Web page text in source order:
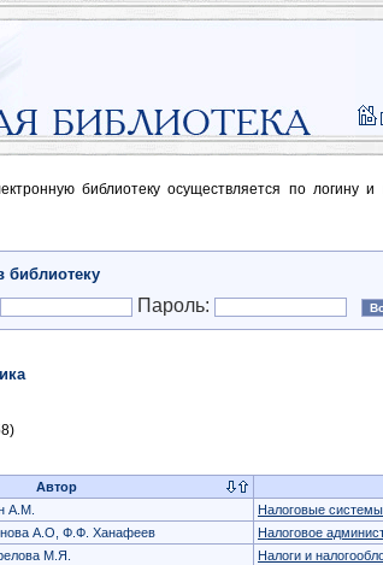
библиотеку осуществляется по логину
библиотеку
Пароль:
Автор
А.М. Налоговые
А.О, Ф.Ф. Ханафеев Налоговое
М.Я. Налоги и